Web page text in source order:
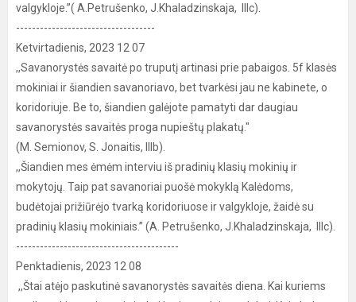
valgykloje.’’( A.Petrušenko, J.Khaladzinskaja, IIIc).
-----------------------------------
Ketvirtadienis, 2023 12 07
,,Savanorystės savaitė po truputį artinasi prie pabaigos. 5f klasės
mokiniai ir šiandien savanoriavo, bet tvarkėsi jau ne kabinete, o
koridoriuje. Be to, šiandien galėjote pamatyti dar daugiau
savanorystės savaitės proga nupieštų plakatų."
(M. Semionov, S. Jonaitis, IIIb).
,,Šiandien mes ėmėm interviu iš pradinių klasių mokinių ir
mokytojų. Taip pat savanoriai puošė mokyklą Kalėdoms,
budėtojai prižiūrėjo tvarką koridoriuose ir valgykloje, žaidė su
pradinių klasių mokiniais.’’ (A. Petrušenko, J.Khaladzinskaja, IIIc).
-----------------------------------------
Penktadienis, 2023 12 08
,,Štai atėjo paskutinė savanorystės savaitės diena. Kai kuriems